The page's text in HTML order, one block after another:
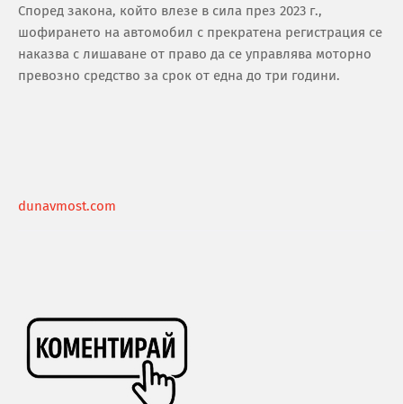
Според закона, който влезе в сила през 2023 г.,
шофирането на автомобил с прекратена регистрация се
наказва с лишаване от право да се управлява моторно
превозно средство за срок от една до три години.
dunavmost.com